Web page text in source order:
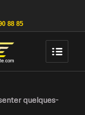
88 85
quelques-